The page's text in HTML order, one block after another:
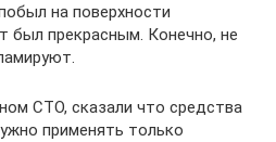
на поверхности
был прекрасным. Конечно, не
СТО, сказали что средства
применять только